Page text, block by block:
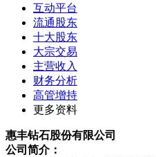
互动平台
流通股东
十大股东
大宗交易
主营收入
财务分析
高管增持
更多资料
惠丰钻石股份有限公司
公司简介：